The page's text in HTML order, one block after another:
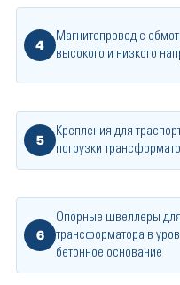
4
Магнитопровод с
высокого и низкого
5
Крепления для
погрузки
6
Опорные швеллеры для
трансформатора в
бетонное основание